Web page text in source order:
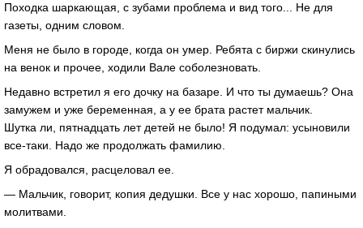
Походка шаркающая, с зубами проблема и вид того... Не для
газеты, одним словом.
Меня не было в городе, когда он умер. Ребята с биржи скинулись
на венок и прочее, ходили Вале соболезновать.
Недавно встретил я его дочку на базаре. И что ты думаешь? Она
замужем и уже беременная, а у ее брата растет мальчик.
Шутка ли, пятнадцать лет детей не было! Я подумал: усыновили
все-таки. Надо же продолжать фамилию.
Я обрадовался, расцеловал ее.
— Мальчик, говорит, копия дедушки. Все у нас хорошо, папиными
молитвами.